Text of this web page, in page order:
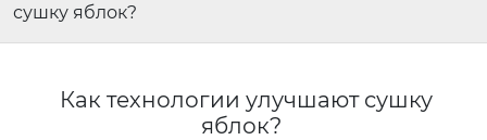
сушку яблок?
Как технологии улучшают сушку
яблок?